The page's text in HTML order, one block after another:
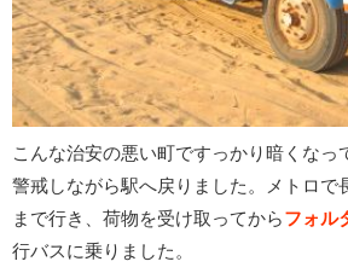
こんな治安の悪い町ですっかり暗くなっ
警戒しながら駅へ戻りました。メトロで
まで行き、荷物を受け取ってからフォル
行バスに乗りました。